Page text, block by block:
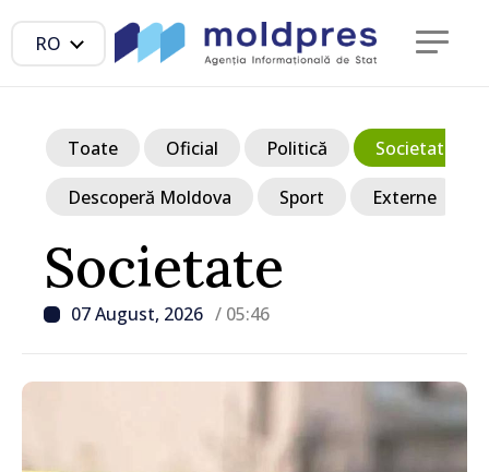
RO
Societate
07 August, 2026 / 05:46
Toate Oficial Politică Societate
Descoperă Moldova Sport Externe